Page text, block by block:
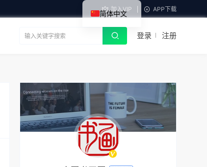
加入VIP APP下载
登录 注册
简体中文